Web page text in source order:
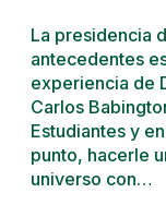
La presidencia
antecedentes
experiencia de
Carlos
Estudiantes y
punto, hacerle
universo con…